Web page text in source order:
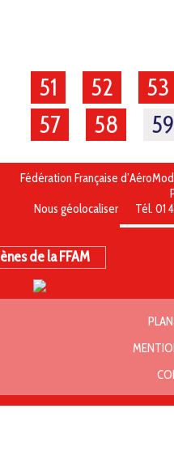
51 52 53
57
58 59
Fédération Française
Nous géolocaliser
Tél.
de la FFAM